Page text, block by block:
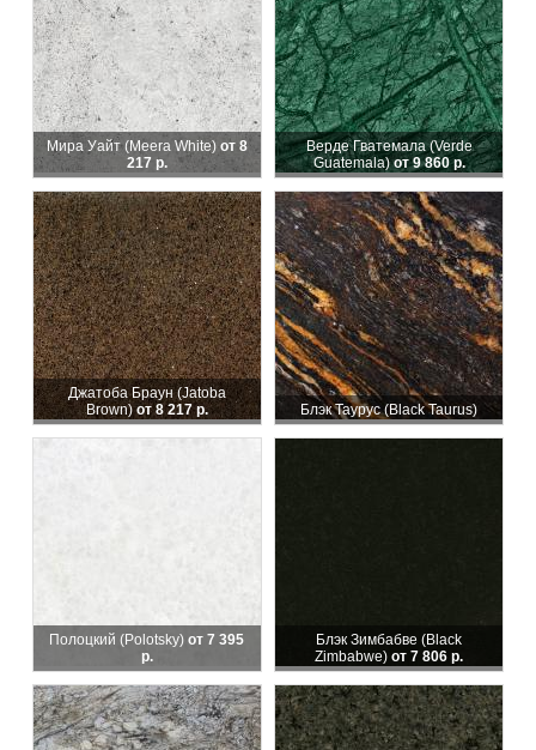
Мира Уайт (Meera White) от 8
217 р.
Верде Гватемала (Verde
Guatemala)от 9 860 р.
Джатоба Браун (Jatoba
Brown) от 8 217 р. Блэк Таурус (Black Taurus)
Полоцкий (Polotsky)от 7 395
р.
Блэк Зимбабве (Black
Zimbabwe) от 7 806 р.